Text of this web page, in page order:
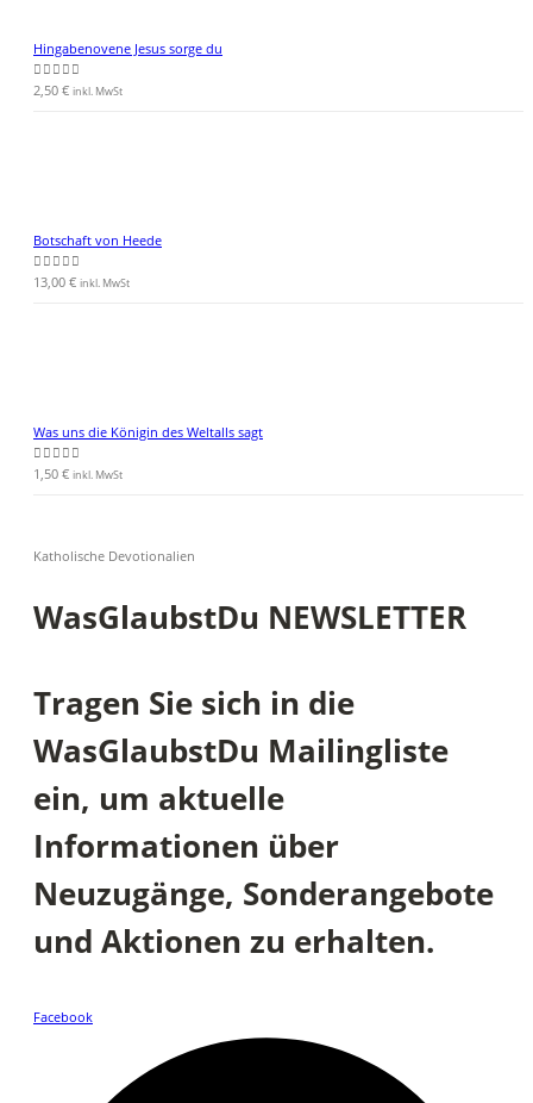
Hingabenovene Jesus sorge du
0 von 5
2,50 € inkl. MwSt
Botschaft von Heede
0von 5
13,00 € inkl. MwSt
Was uns die Königin des Weltalls sagt
0 von 5
1,50 € inkl. MwSt
Katholische Devotionalien
WasGlaubstDu NEWSLETTER
Tragen Sie sich in die
WasGlaubstDu Mailingliste
ein, um aktuelle
Informationen über
Neuzugänge, Sonderangebote
und Aktionen zu erhalten.
Facebook